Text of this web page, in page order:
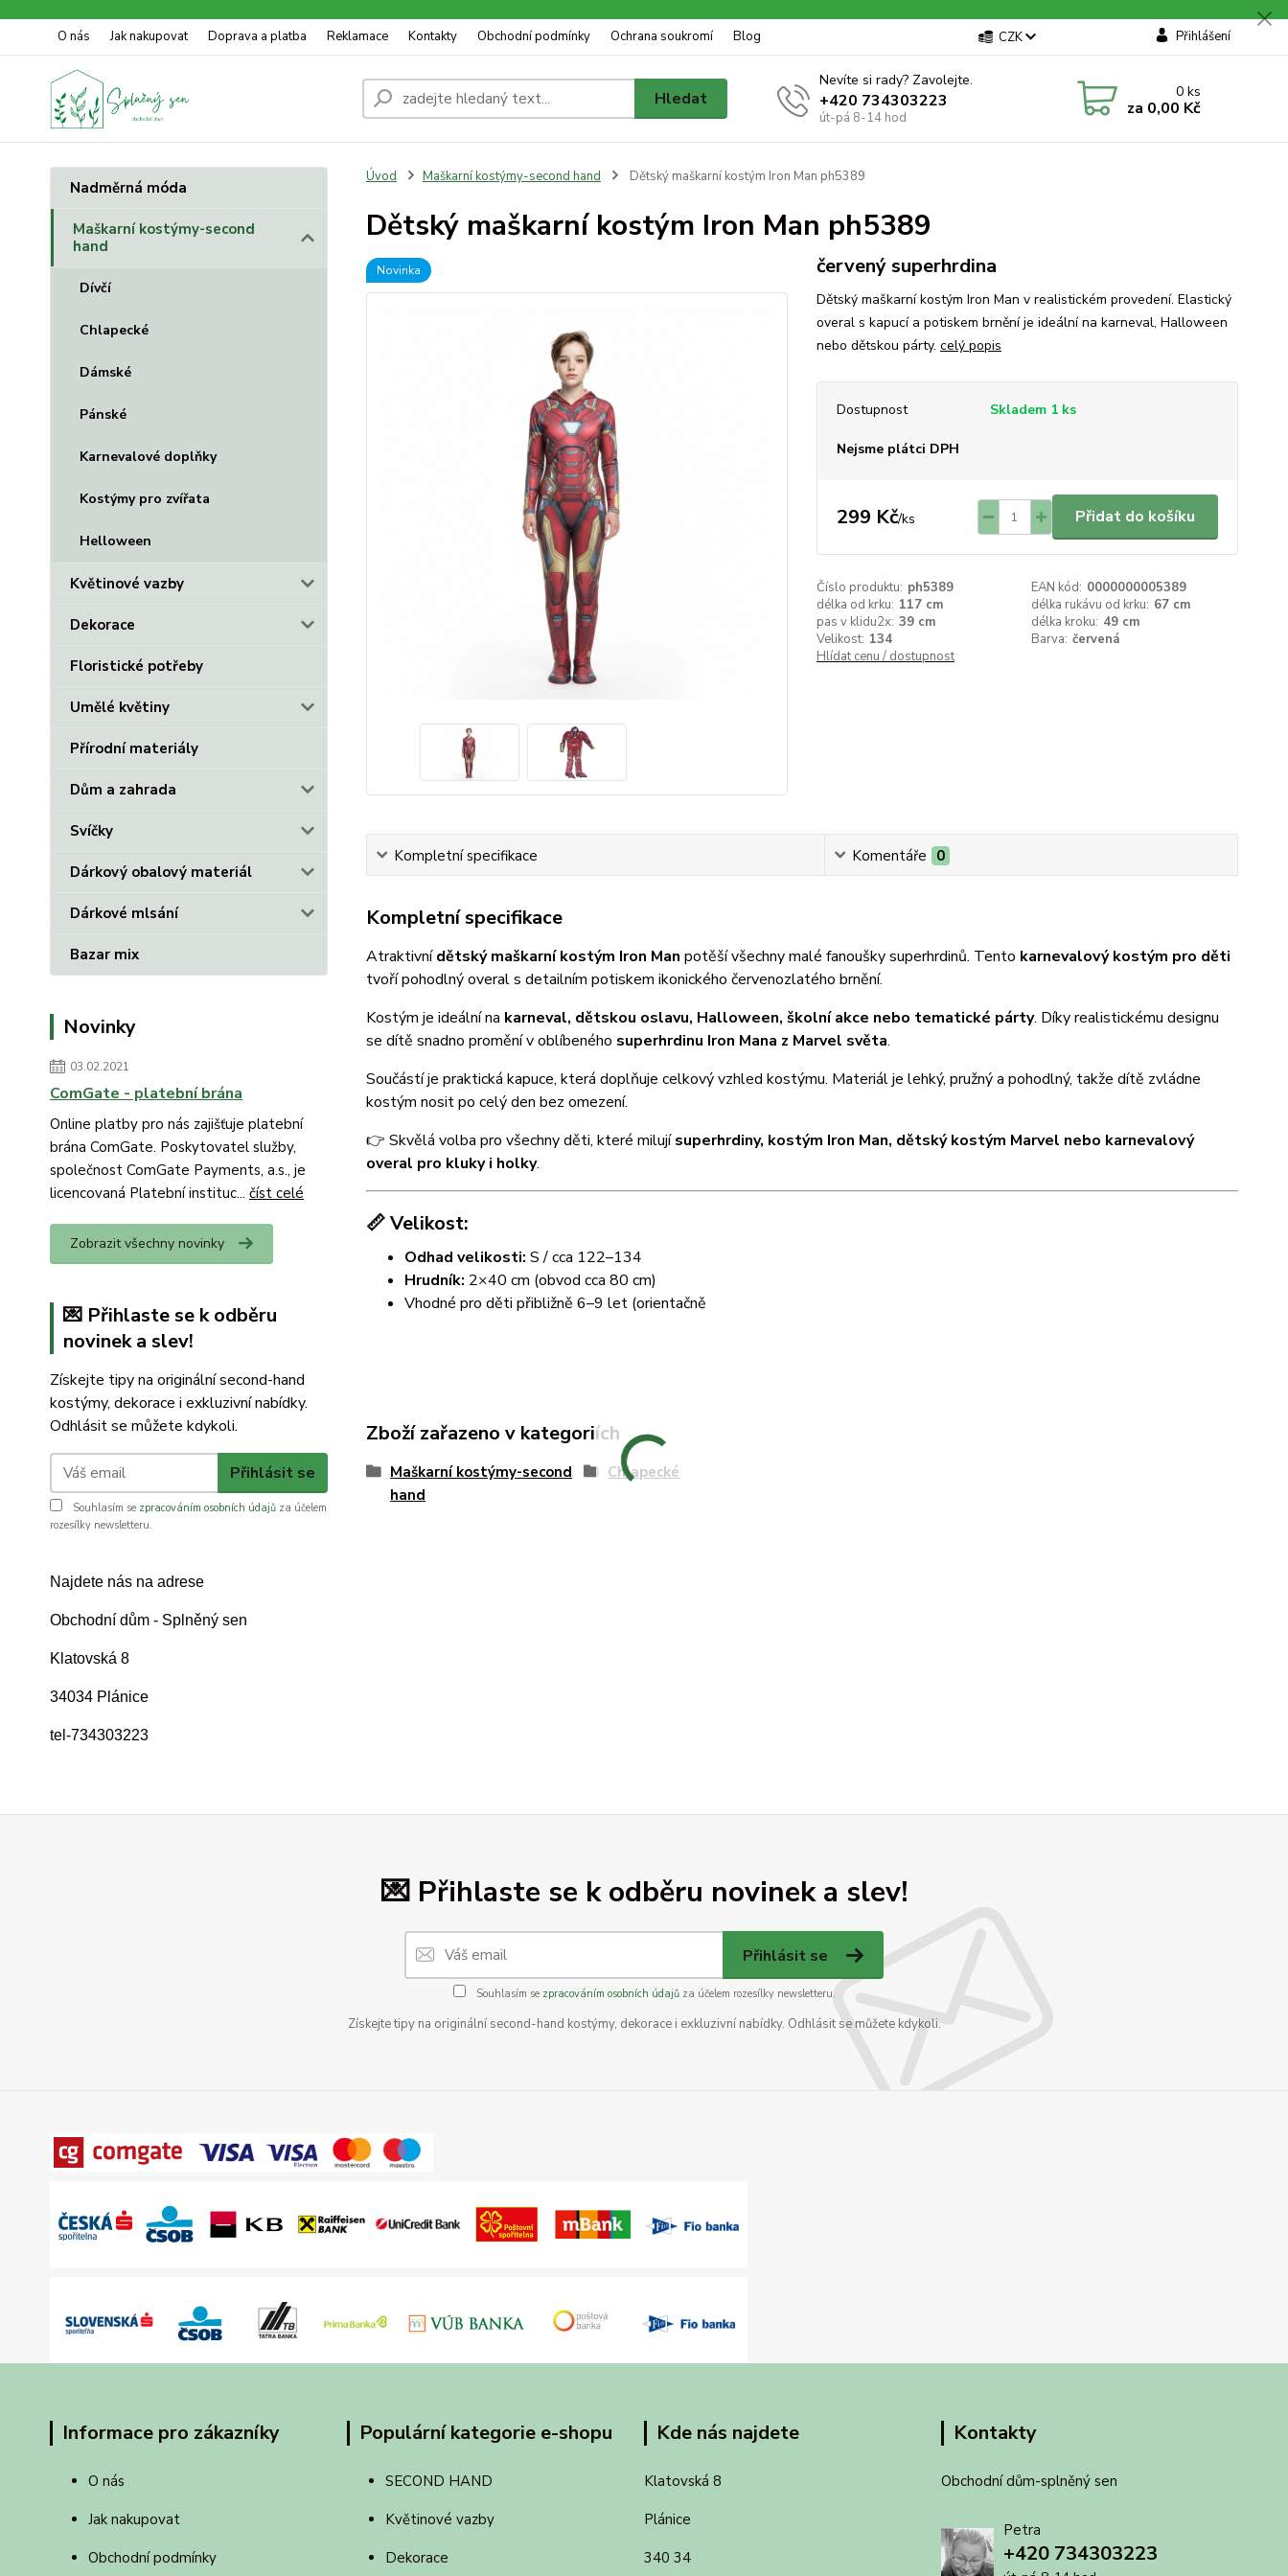
O nás Jak nakupovat Doprava a platba Reklamace Kontakty Obchodní podmínky Ochrana soukromí Blog CZK Přihlášení
Hledat
Nevíte si rady? Zavolejte.
+420 734303223
út-pá 8-14 hod
0ks
za 0,00 Kč
Nadměrná móda
Maškarní kostýmy-second
hand
Dívčí
Chlapecké
Dámské
Pánské
Karnevalové doplňky
Kostýmy pro zvířata
Helloween
Květinové vazby
Dekorace
Floristické potřeby
Umělé květiny
Přírodní materiály
Dům a zahrada
Svíčky
Dárkový obalový materiál
Dárkové mlsání
Bazar mix
Novinky
03.02.2021
ComGate - platební brána
Online platby pro nás zajišťuje platební
brána ComGate. Poskytovatel služby,
společnost ComGate Payments, a.s., je
licencovaná Platební instituc... číst celé
Zobrazit všechny novinky
💌 Přihlaste se k odběru
novinek a slev!
Získejte tipy na originální second-hand
kostýmy, dekorace i exkluzivní nabídky.
Odhlásit se můžete kdykoli.
Přihlásit se
Souhlasím se zpracováním osobních údajů za účelem
rozesílky newsletteru.
Najdete nás na adrese
Obchodní dům - Splněný sen
Klatovská 8
34034 Plánice
tel-734303223
Úvod Maškarní kostýmy-second hand Dětský maškarní kostým Iron Man ph5389
Dětský maškarní kostým Iron Man ph5389
Novinka červený superhrdina
Dětský maškarní kostým Iron Man v realistickém provedení. Elastický
overal s kapucí a potiskem brnění je ideální na karneval, Halloween
nebo dětskou párty. celý popis
Dostupnost Skladem 1 ks
Nejsme plátci DPH
299 Kč/ks Přidat do košíku
Číslo produktu: ph5389 EAN kód: 0000000005389
délka od krku: 117 cm délka rukávu od krku: 67 cm
pas v klidu2x: 39 cm délka kroku: 49 cm
Velikost: 134 Barva: červená
Hlídat cenu / dostupnost
Kompletní specifikace Komentáře 0
Kompletní specifikace
Atraktivnídětský maškarní kostým Iron Man potěší všechny malé fanoušky superhrdinů. Tento karnevalový kostým pro děti
tvoří pohodlný overal s detailním potiskem ikonického červenozlatého brnění.
Kostým je ideální na karneval, dětskou oslavu, Halloween, školní akce nebo tematické párty. Díky realistickému designu
se dítě snadno promění v oblíbeného superhrdinu Iron Mana z Marvel světa.
Součástí je praktická kapuce, která doplňuje celkový vzhled kostýmu. Materiál je lehký, pružný a pohodlný, takže dítě zvládne
kostým nosit po celý den bez omezení.
👉 Skvělá volba pro všechny děti, které milujísuperhrdiny, kostým Iron Man, dětský kostým Marvel nebo karnevalový
overal pro kluky i holky.
📏 Velikost:
Odhad velikosti: S / cca 122–134
Hrudník: 2×40 cm (obvod cca 80 cm)
Vhodné pro děti přibližně 6–9 let (orientačně
Zboží zařazeno v kategoriích
Maškarní kostýmy-second
hand
Chlapecké
💌 Přihlaste se k odběru novinek a slev!
Přihlásit se
Souhlasím se zpracováním osobních údajůza účelem rozesílky newsletteru.
Získejte tipy na originální second-hand kostýmy, dekorace i exkluzivní nabídky. Odhlásit se můžete kdykoli.
Informace pro zákazníky
O nás
Jak nakupovat
Obchodní podmínky
Populární kategorie e-shopu
SECOND HAND
Květinové vazby
Dekorace
Kde nás najdete
Klatovská 8
Plánice
340 34
Kontakty
Obchodní dům-splněný sen
Petra
+420 734303223